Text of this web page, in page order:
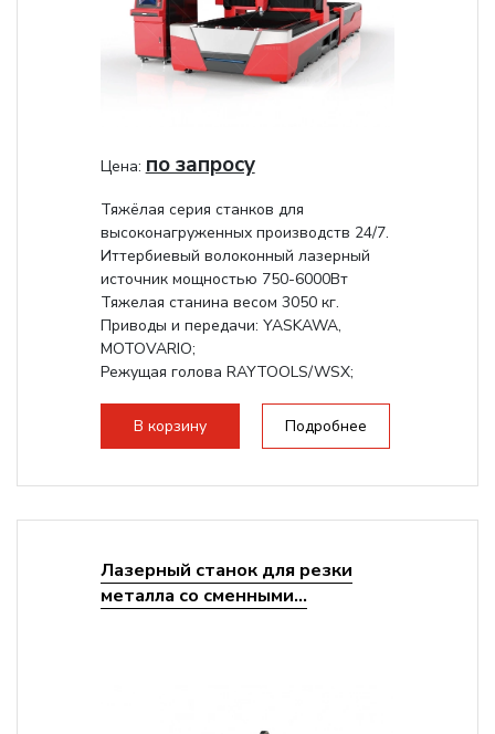
Цена: по запросу
Тяжёлая серия станков для
высоконагруженных производств 24/7.
Иттербиевый волоконный лазерный
источник мощностью 750-6000Вт
Тяжелая станина весом 3050 кг.
Приводы и передачи: YASKAWA,
MOTOVARIO;
Режущая голова RAYTOOLS/WSX;
В корзину Подробнее
Лазерный станок для резки
металла со сменными...